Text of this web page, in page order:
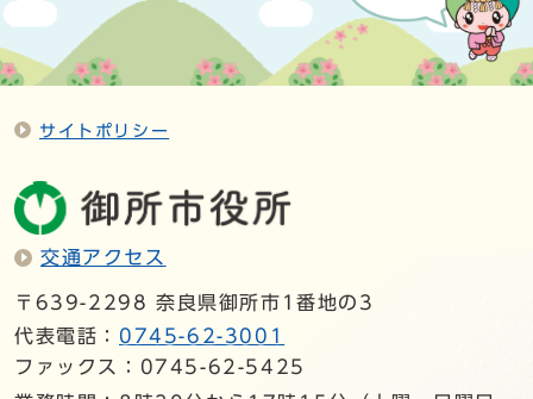
サイトポリシー
交通アクセス
〒639-2298 奈良県御所市1番地の3
代表電話： 0745-62-3001
ファックス：0745-62-5425